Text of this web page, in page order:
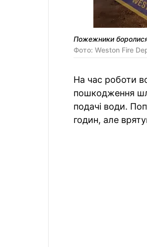
Пожежники
Фото: Weston Fire
На час роботи
пошкодження
подачі води.
годин, але